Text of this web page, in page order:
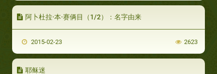
阿卜杜拉·本·赛俩目（1/2）：名字由来
2015-02-23 2623
耶稣迷